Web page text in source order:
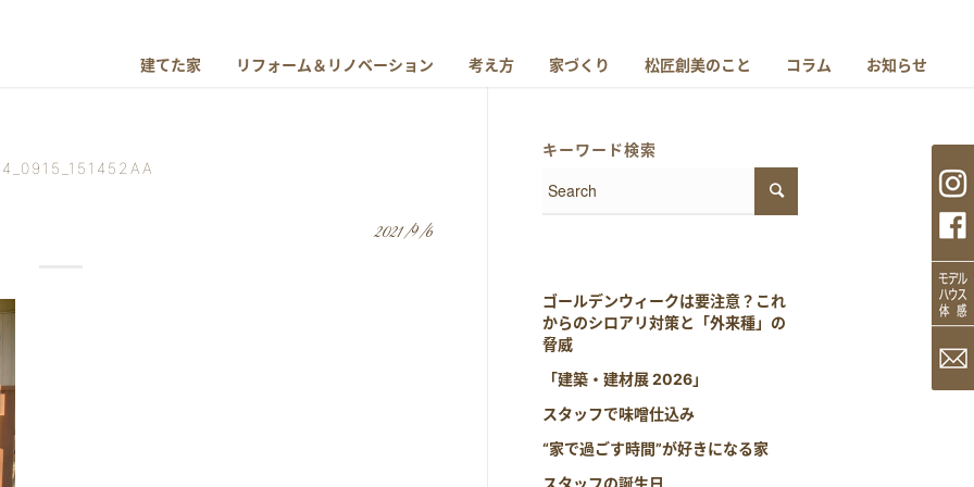
建てた家 リフォーム＆リノベーション 考え方 家づくり 松匠創美のこと コラム お知らせ
2021/9/6
キーワード検索
ゴールデンウィークは要注意？これ
からのシロアリ対策と「外来種」の
脅威
「建築・建材展 2026」
スタッフで味噌仕込み
“家で過ごす時間”が好きになる家
スタッフの誕生日